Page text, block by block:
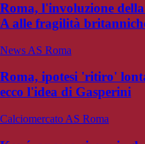
Roma, l'involuzione
A alle fragilità
News AS Roma
Roma, ipotesi 'ritiro'
ecco l'idea di Gasperini
Calciomercato AS Roma